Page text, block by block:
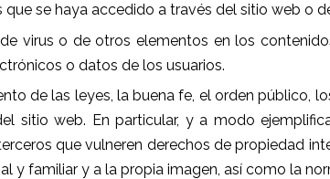
que se haya accedido a través del sitio web o
virus o de otros elementos en los
o datos de los usuarios.
de las leyes, la buena fe, el orden público,
sitio web. En particular, y a modo
que vulneren derechos de propiedad
y familiar y a la propia imagen, así como la